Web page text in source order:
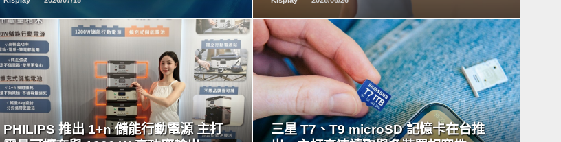
PHILIPS 推出 1+n 儲能行動電源 主打
READ
MORE
三星 T7、T9 microSD 記憶卡在台推
READ
MORE